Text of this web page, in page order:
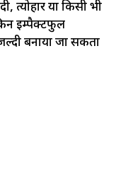
त्योहार या किसी भी
इम्पैक्टफुल
बनाया जा सकता